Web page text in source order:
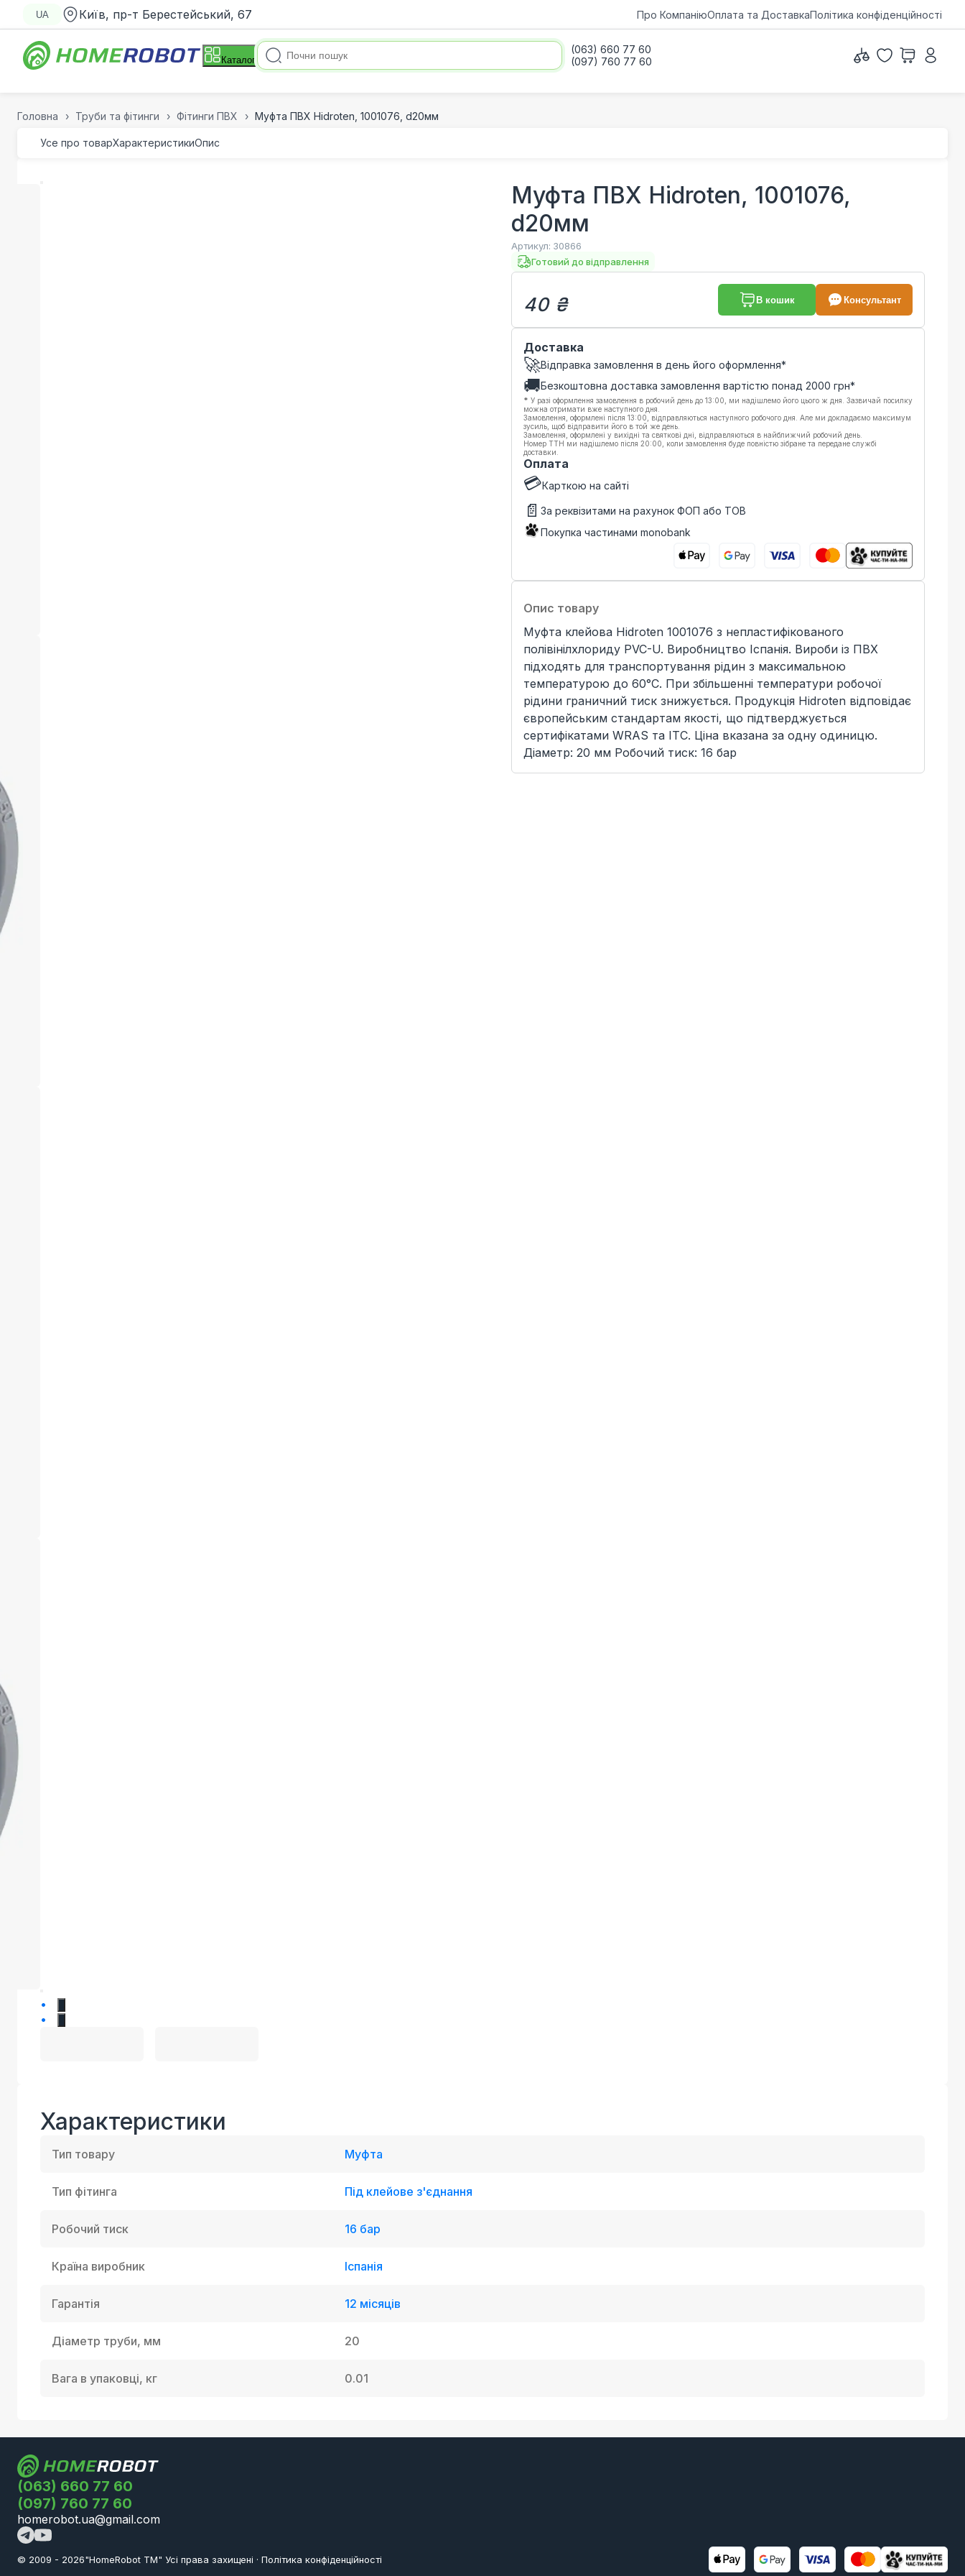
UA Київ, пр-т Берестейський, 67 Про КомпаніюОплата та ДоставкаПолітика конфіденційності
Каталог
(063) 660 77 60
(097) 760 77 60
Головна Труби та фітинги Фітинги ПВХ Муфта ПВХ Hidroten, 1001076, d20мм
Усе про товарХарактеристикиОпис
Муфта ПВХ Hidroten, 1001076,
d20мм
Артикул: 30866
Готовий до відправлення
40 ₴ В кошик Консультант
Доставка
🚀Відправка замовлення в день його оформлення*
🚚Безкоштовна доставка замовлення вартістю понад 2000 грн*
* У разі оформлення замовлення в робочий день до 13:00, ми надішлемо його цього ж дня. Зазвичай посилку
можна отримати вже наступного дня.
Замовлення, оформлені після 13:00, відправляються наступного робочого дня. Але ми докладаємо максимум
зусиль, щоб відправити його в той же день.
Замовлення, оформлені у вихідні та святкові дні, відправляються в найближчий робочий день.
Номер ТТН ми надішлемо після 20:00, коли замовлення буде повністю зібране та передане службі
доставки.
Оплата
💳Карткою на сайті
📄 За реквізитами на рахунок ФОП або ТОВ
Покупка частинами monobank
Опис товару
Муфта клейова Hidroten 1001076 з непластифікованого
полівінілхлориду PVC-U. Виробництво Іспанія. Вироби із ПВХ
підходять для транспортування рідин з максимальною
температурою до 60°C. При збільшенні температури робочої
рідини граничний тиск знижується. Продукція Hidroten відповідає
європейським стандартам якості, що підтверджується
сертифікатами WRAS та ITC. Ціна вказана за одну одиницю.
Діаметр: 20 мм Робочий тиск: 16 бар
Характеристики
Тип товару Муфта
Тип фітинга Під клейове з'єднання
Робочий тиск 16 бар
Країна виробник Іспанія
Гарантія 12 місяців
Діаметр труби, мм 20
Вага в упаковці, кг 0.01
(063) 660 77 60
(097) 760 77 60
homerobot.ua@gmail.com
© 2009 - 2026"HomeRobot ТМ" Усi права захищені · Політика конфіденційності